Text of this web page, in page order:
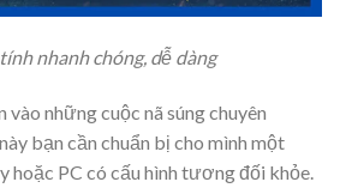
nhanh chóng, dễ dàng
những cuộc nã súng chuyên
bạn cần chuẩn bị cho mình một
hoặc PC có cấu hình tương đối khỏe.